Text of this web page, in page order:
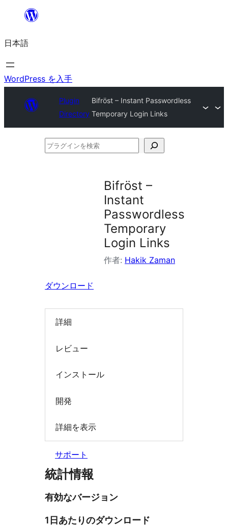
を
ス
キ
日本語
WordPress を入手
Plugin
Directory
Bifröst – Instant Passwordless
Temporary Login Links
プ
Bifröst –
Instant
Passwordless
Temporary
Login Links
作者: Hakik Zaman
ダウンロード
詳細
レビュー
インストール
開発
詳細を表示
サポート
統計情報
有効なバージョン
1日あたりのダウンロード